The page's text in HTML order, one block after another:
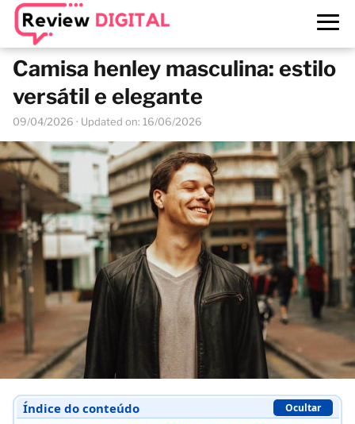
Camisa henley masculina: estilo
versátil e elegante
09/04/2026 · Updated on: 16/06/2026
Índice do conteúdo Ocultar